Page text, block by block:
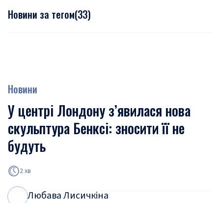
Новини за тегом(33)
Новини
У центрі Лондону з’явилася нова
скульптура Бенксі: зносити її не
будуть
2 хв
Любава Лисичкіна